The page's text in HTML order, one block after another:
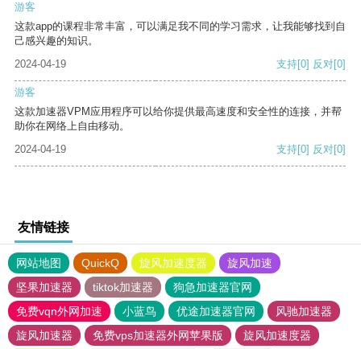
游客
这款app的课程非常丰富，可以满足我不同的学习需求，让我能够找到自
己感兴趣的知识。
2024-04-19
支持[0] 反对[0]
游客
这款加速器VPM应用程序可以给你提供最高速度和安全性的连接，并帮
助你在网络上自由移动。
2024-04-19
支持[0] 反对[0]
友情链接
网站地图 QuickQ 旋风加速度器
旋风加速
坚果加速器
tiktok加速器
狗急加速器官网
免费vqn外网加速
小蓝鸟 优途加速器官网
风驰加速器
旋风加速器
免费vps加速器外网苹果版
旋风加速度器